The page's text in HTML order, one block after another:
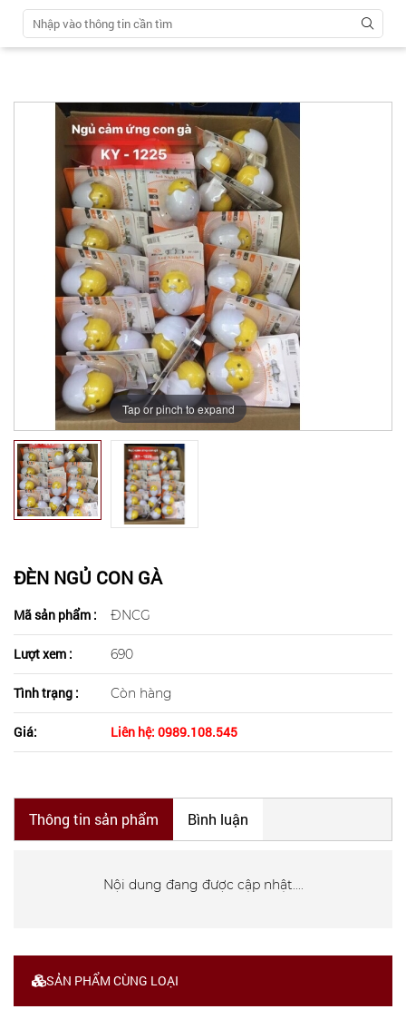
Tap or pinch to expand
ĐÈN NGỦ CON GÀ
Mã sản phẩm : ĐNCG
Lượt xem : 690
Tình trạng : Còn hàng
Giá: Liên hệ: 0989.108.545
Thông tin sản phẩm Bình luận
Nội dung đang được cập nhật....
SẢN PHẨM CÙNG LOẠI